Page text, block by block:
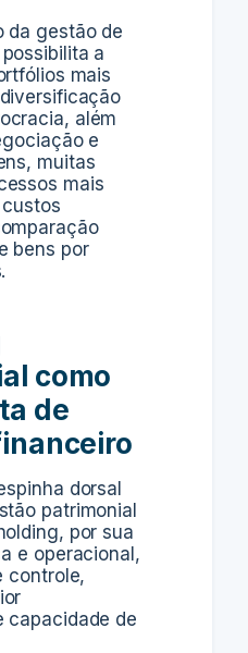
da gestão de
a
mais
além
e
muitas
mais
bens por
como
de
dorsal
patrimonial
por sua
e operacional,
controle,
capacidade de